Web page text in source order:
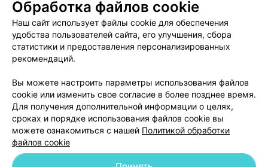
Пользовательское соглашение
Способы оплаты
Вакансии
Партнеры
Написать руководителю 103.by
Обработка персональных данных
Обработка файлов cookie
Наш сайт использует файлы cookie для обеспечения
удобства пользователей сайта, его улучшения, сбора
статистики и предоставления персонализированных
рекомендаций.
Вы можете настроить параметры использования файлов
cookie или изменить свое согласие в более позднее время.
Для получения дополнительной информации о целях,
сроках и порядке использования файлов cookie вы
можете ознакомиться с нашей Политикой обработки
файлов cookie